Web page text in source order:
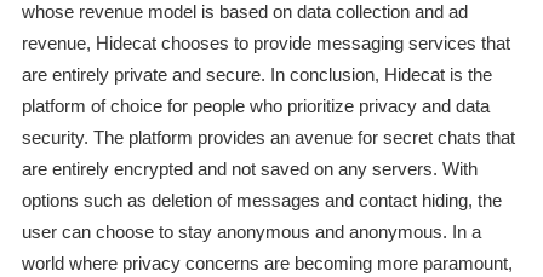
whose revenue model is based on data collection and ad
revenue, Hidecat chooses to provide messaging services that
are entirely private and secure. In conclusion, Hidecat is the
platform of choice for people who prioritize privacy and data
security. The platform provides an avenue for secret chats that
are entirely encrypted and not saved on any servers. With
options such as deletion of messages and contact hiding, the
user can choose to stay anonymous and anonymous. In a
world where privacy concerns are becoming more paramount,